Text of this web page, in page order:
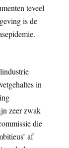
teveel
is de
in
zeer zwak
die
af